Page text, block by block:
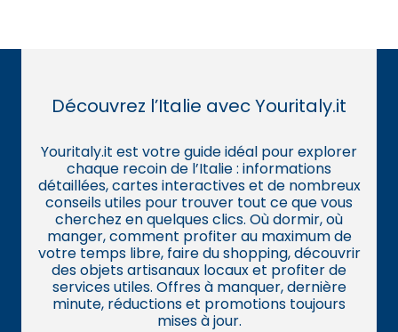
Découvrez l’Italie avec Youritaly.it
Youritaly.it est votre guide idéal pour explorer
chaque recoin de l’Italie : informations
détaillées, cartes interactives et de nombreux
conseils utiles pour trouver tout ce que vous
cherchez en quelques clics. Où dormir, où
manger, comment profiter au maximum de
votre temps libre, faire du shopping, découvrir
des objets artisanaux locaux et profiter de
services utiles. Offres à manquer, dernière
minute, réductions et promotions toujours
mises à jour.